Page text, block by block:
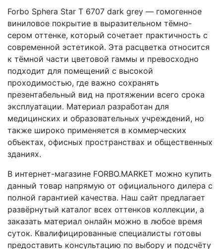
Forbo Sphera Star T 6707 dark grey — гомогенное
виниловое покрытие в выразительном тёмно-
сером оттенке, который сочетает практичность с
современной эстетикой. Эта расцветка относится
к тёмной части цветовой гаммы и превосходно
подходит для помещений с высокой
проходимостью, где важно сохранять
презентабельный вид на протяжении всего срока
эксплуатации. Материал разработан для
медицинских и образовательных учреждений, но
также широко применяется в коммерческих
объектах, офисных пространствах и общественных
зданиях.
В интернет-магазине FORBO.MARKET можно купить
данный товар напрямую от официального дилера с
полной гарантией качества. Наш сайт предлагает
развёрнутый каталог всех оттенков коллекции, а
заказать материал онлайн можно в любое время
суток. Квалифицированные специалисты готовы
предоставить консультацию по выбору и подсчёту